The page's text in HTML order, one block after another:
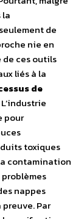
la
de
nie en
de ces outils
liés à la
de
L’industrie
pour
toxiques
contamination
nappes
Par